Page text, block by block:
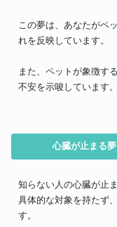
この夢は、あなたがペ
れを反映しています。
また、ペットが象徴す
不安を示唆しています。
心臓が止まる
知らない人の心臓が止
具体的な対象を持たず
す。